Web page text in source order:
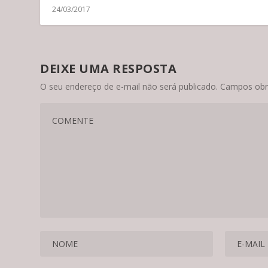
24/03/2017
DEIXE UMA RESPOSTA
O seu endereço de e-mail não será publicado. Campos